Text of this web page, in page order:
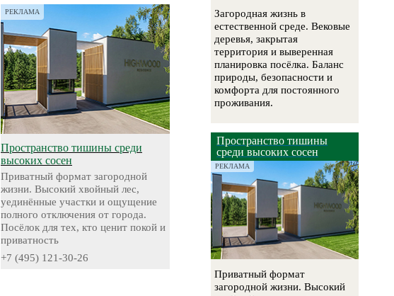
РЕКЛАМА
Пространство тишины среди
высоких сосен
Приватный формат загородной
жизни. Высокий хвойный лес,
уединённые участки и ощущение
полного отключения от города.
Посёлок для тех, кто ценит покой и
приватность
+7 (495) 121-30-26
Загородная жизнь в
естественной среде. Вековые
деревья, закрытая
территория и выверенная
планировка посёлка. Баланс
природы, безопасности и
комфорта для постоянного
проживания.
Пространство тишины
среди высоких сосен
РЕКЛАМА
Приватный формат
загородной жизни. Высокий